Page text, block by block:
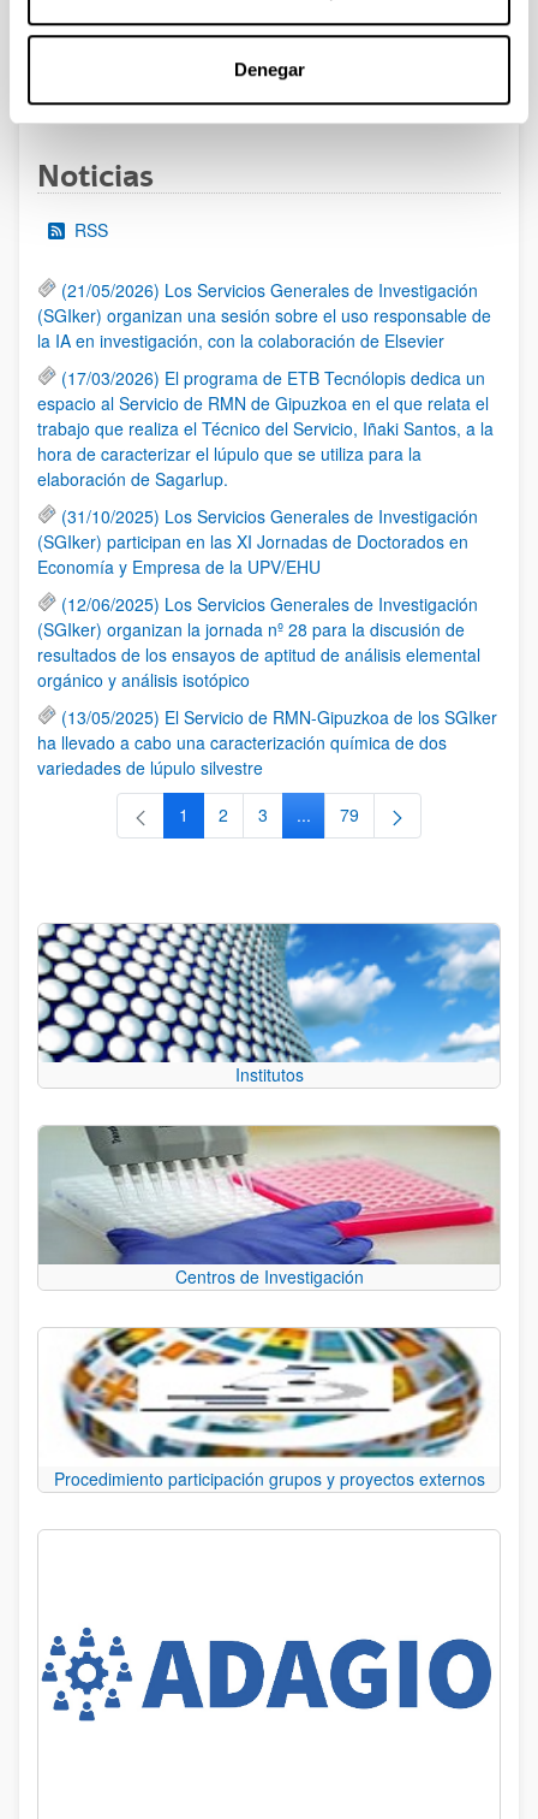
Denegar
Páginas intermedias Use TAB para desplazarse.
Páginas intermedias
Noticias
RSS
(21/05/2026) Los Servicios Generales de Investigación
(SGIker) organizan una sesión sobre el uso responsable de
la IA en investigación, con la colaboración de Elsevier
(17/03/2026) El programa de ETB Tecnólopis dedica un
espacio al Servicio de RMN de Gipuzkoa en el que relata el
trabajo que realiza el Técnico del Servicio, Iñaki Santos, a la
hora de caracterizar el lúpulo que se utiliza para la
elaboración de Sagarlup.
(31/10/2025) Los Servicios Generales de Investigación
(SGIker) participan en las XI Jornadas de Doctorados en
Economía y Empresa de la UPV/EHU
(12/06/2025) Los Servicios Generales de Investigación
(SGIker) organizan la jornada nº 28 para la discusión de
resultados de los ensayos de aptitud de análisis elemental
orgánico y análisis isotópico
(13/05/2025) El Servicio de RMN-Gipuzkoa de los SGIker
ha llevado a cabo una caracterización química de dos
variedades de lúpulo silvestre
Página
1 Página
2 Página
3 ...Páginas intermedias Use TAB
Página
79
Institutos
Centros de Investigación
Procedimiento participación grupos y proyectos externos